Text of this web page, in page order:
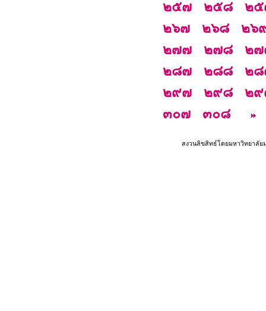
๒๕๗
๒๕๘
๒
๒๖๗
๒๖๘
๒๖
๒๗๗
๒๗๘
๒
๒๘๗
๒๘๘
๒
๒๙๗
๒๙๘
๒
๓๐๗
๓๐๘
สงวนลิขสิทธ์โดยมหาวิทยาลั